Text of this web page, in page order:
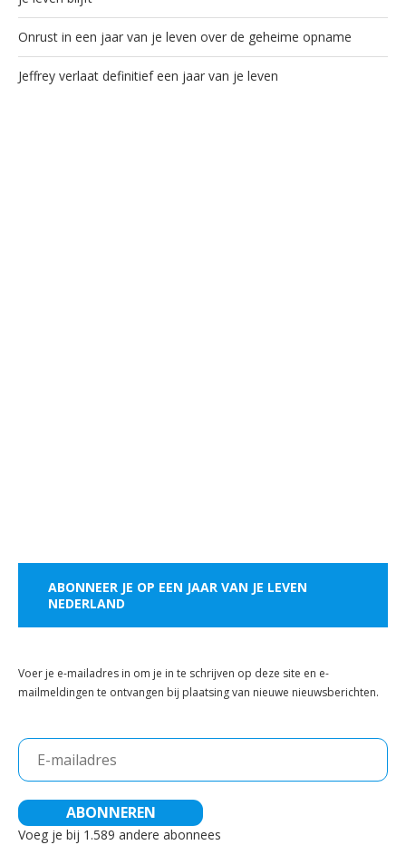
Onrust in een jaar van je leven over de geheime opname
Jeffrey verlaat definitief een jaar van je leven
ABONNEER JE OP EEN JAAR VAN JE LEVEN
NEDERLAND
Voer je e-mailadres in om je in te schrijven op deze site en e-
mailmeldingen te ontvangen bij plaatsing van nieuwe nieuwsberichten.
E-
mailadres
ABONNEREN
Voeg je bij 1.589 andere abonnees